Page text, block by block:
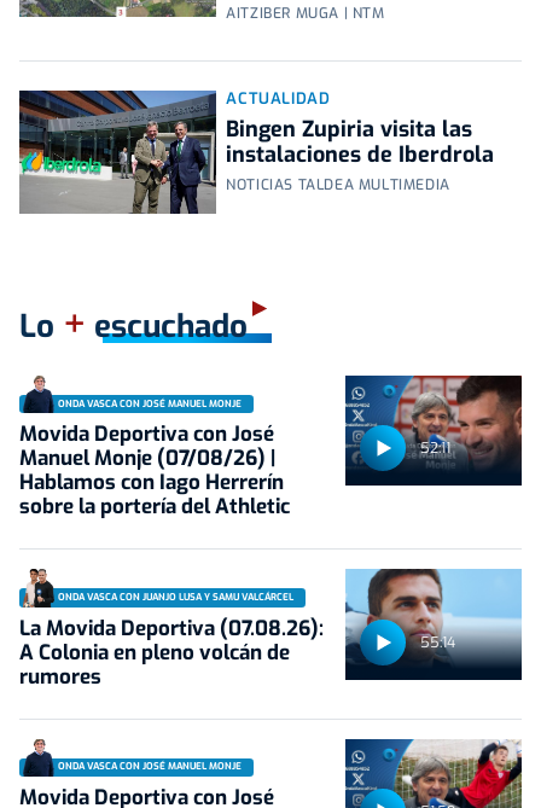
AITZIBER MUGA | NTM
ACTUALIDAD
Bingen Zupiria visita las
instalaciones de Iberdrola
NOTICIAS TALDEA MULTIMEDIA
Lo + escuchado
52:11
ONDA VASCA CON JOSÉ MANUEL MONJE
Movida Deportiva con José
Manuel Monje (07/08/26) |
Hablamos con Iago Herrerín
sobre la portería del Athletic
55:14
ONDA VASCA CON JUANJO LUSA Y SAMU VALCÁRCEL
La Movida Deportiva (07.08.26):
A Colonia en pleno volcán de
rumores
ONDA VASCA CON JOSÉ MANUEL MONJE
Movida Deportiva con José